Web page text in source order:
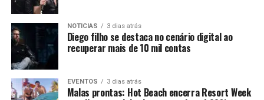
NOTICIAS 3 dias atrás
Diego filho se destaca no cenário digital ao
recuperar mais de 10 mil contas
EVENTOS 3 dias atrás
Malas prontas: Hot Beach encerra Resort Week